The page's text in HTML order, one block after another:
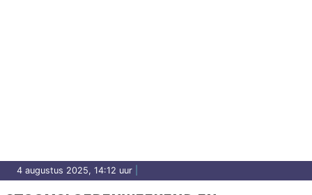
4 augustus 2025, 14:12 uur